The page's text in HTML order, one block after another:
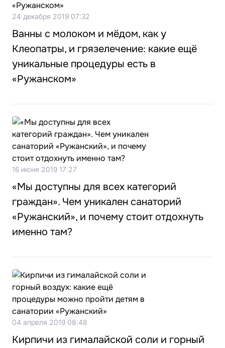
24 декабря 2019 07:32
Ванны с молоком и мёдом, как у
Клеопатры, и грязелечение: какие ещё
уникальные процедуры есть в
«Ружанском»
16 июня 2019 17:27
«Мы доступны для всех категорий
граждан». Чем уникален санаторий
«Ружанский», и почему стоит отдохнуть
именно там?
04 апреля 2019 08:48
Кирпичи из гималайской соли и горный